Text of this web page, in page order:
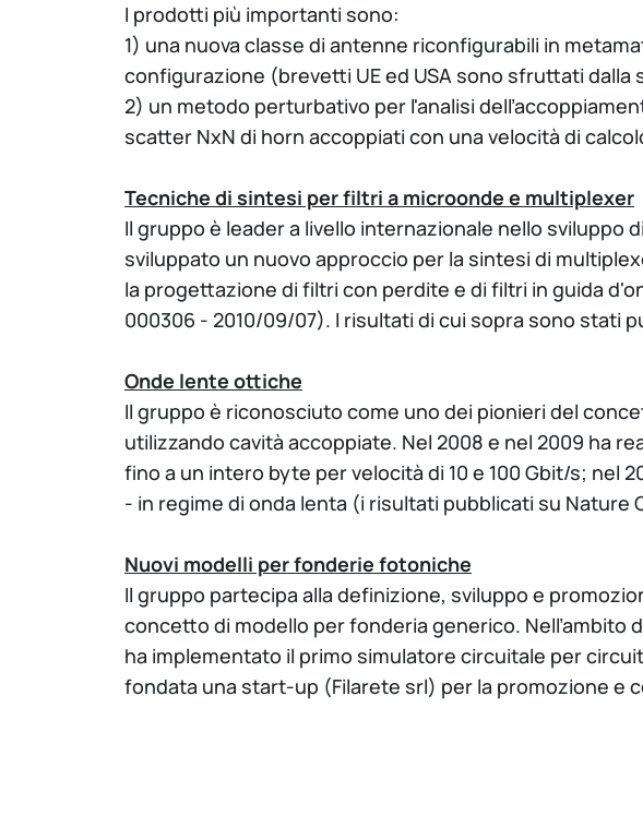
I prodotti più importanti sono:
1) una nuova classe di antenne riconfigurabili in
configurazione (brevetti UE ed USA sono sfruttati
2) un metodo perturbativo per l'analisi
scatter NxN di horn accoppiati con una velocità di
Tecniche di sintesi per filtri a microonde e multiplexer
Il gruppo è leader a livello internazionale nello
sviluppato un nuovo approccio per la sintesi di
la progettazione di filtri con perdite e di filtri in guida
000306 - 2010/09/07). I risultati di cui sopra sono stati
Onde lente ottiche
Il gruppo è riconosciuto come uno dei pionieri del
utilizzando cavità accoppiate. Nel 2008 e nel 2009 ha
fino a un intero byte per velocità di 10 e 100 Gbit/s; nel
- in regime di onda lenta (i risultati pubblicati su Nature
Nuovi modelli per fonderie fotoniche
Il gruppo partecipa alla definizione, sviluppo e
concetto di modello per fonderia generico. Nell’ambito
ha implementato il primo simulatore circuitale per
fondata una start-up (Filarete srl) per la promozione e